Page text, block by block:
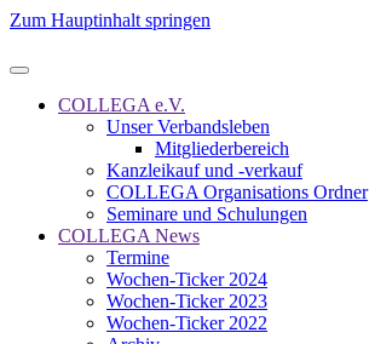
Zum Hauptinhalt springen
COLLEGA e.V.
Unser Verbandsleben
Mitgliederbereich
Kanzleikauf und -verkauf
COLLEGA Organisations Ordner
Seminare und Schulungen
COLLEGA News
Termine
Wochen-Ticker 2024
Wochen-Ticker 2023
Wochen-Ticker 2022